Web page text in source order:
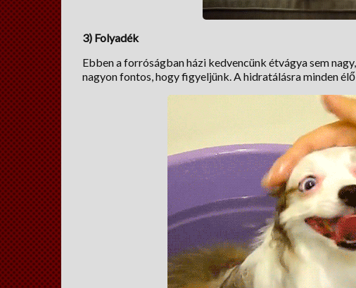
3) Folyadék
Ebben a forróságban házi kedvencünk étvágya sem
nagyon fontos, hogy figyeljünk. A hidratálásra minden